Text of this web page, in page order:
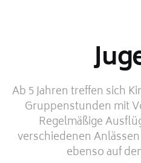
Ab 5 Jahren treffen sich
Gruppenstunden mit
Regelmäßige
verschiedenen
ebenso auf